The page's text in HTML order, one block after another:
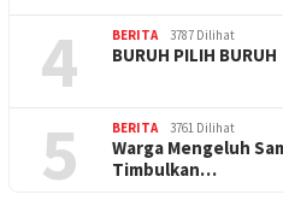
4 BERITA 3787 Dilihat
BURUH PILIH BURUH
5 BERITA 3761 Dilihat
Warga Mengeluh
Timbulkan…